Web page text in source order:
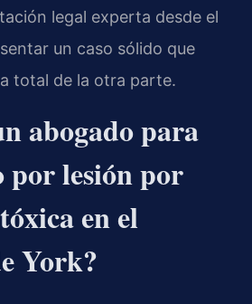
legal experta desde el
un caso sólido que
total de la otra parte.
abogado para
por lesión por
en el
York?